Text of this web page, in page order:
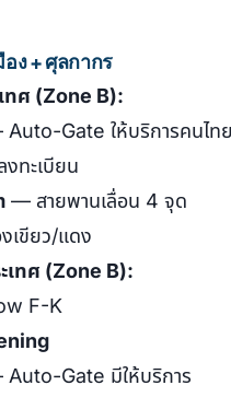
ง + ศุลกากร
เทศ (Zone B):
Gate ให้บริการคนไทย
ทะเบียน
— สายพานเลื่อน 4 จุด
เขียว/แดง
เทศ (Zone B):
F-K
Gate มีให้บริการ